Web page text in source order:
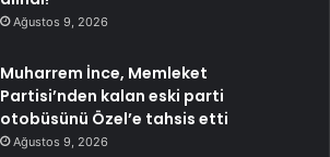
Ağustos 9, 2026
Muharrem İnce, Memleket
Partisi’nden kalan eski parti
otobüsünü Özel’e tahsis etti
Ağustos 9, 2026